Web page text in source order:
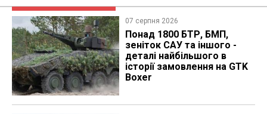
07 серпня 2026
Понад 1800 БТР, БМП,
зеніток САУ та іншого -
деталі найбільшого в
історії замовлення на GTK
Boxer